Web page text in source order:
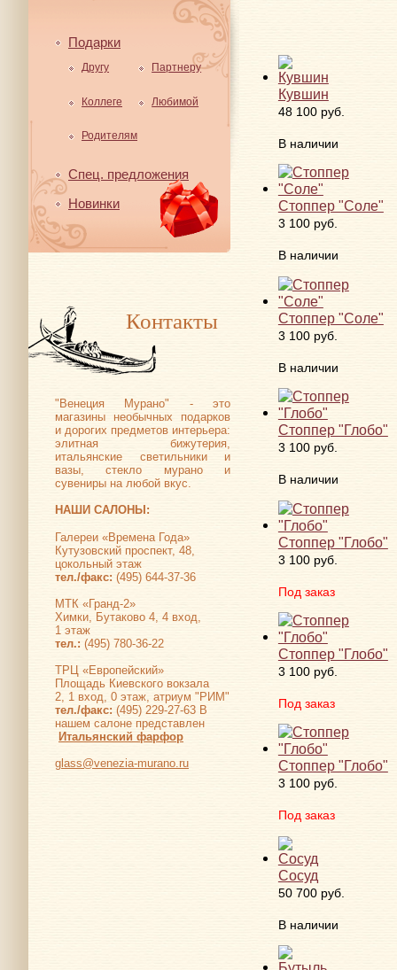
Подарки
Другу Партнеру
Коллеге Любимой
Родителям
Спец. предложения
Новинки
Контакты
"Венеция Мурано" - это
магазины необычных подарков
и дорогих предметов интерьера:
элитная бижутерия,
итальянские светильники и
вазы, стекло мурано и
сувениры на любой вкус.
НАШИ САЛОНЫ:
Галереи «Времена Года»
Кутузовский проспект, 48,
цокольный этаж
тел./факс: (495) 644-37-36
МТК «Гранд-2»
Химки, Бутаково 4, 4 вход,
1 этаж
тел.: (495) 780-36-22
ТРЦ «Европейский»
Площадь Киевского вокзала
2, 1 вход, 0 этаж, атриум "РИМ"
тел./факс: (495) 229-27-63 В
нашем салоне представлен
Итальянский фарфор
glass@venezia-murano.ru
Кувшин
48 100 руб.
В наличии
Стоппер "Соле"
3 100 руб.
В наличии
Стоппер "Соле"
3 100 руб.
В наличии
Стоппер "Глобо"
3 100 руб.
В наличии
Стоппер "Глобо"
3 100 руб.
Под заказ
Стоппер "Глобо"
3 100 руб.
Под заказ
Стоппер "Глобо"
3 100 руб.
Под заказ
Сосуд
50 700 руб.
В наличии